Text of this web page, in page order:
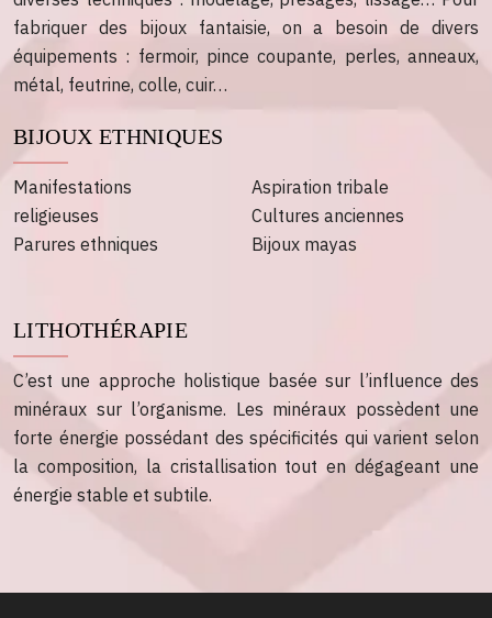
fabriquer des bijoux fantaisie, on a besoin de divers
équipements : fermoir, pince coupante, perles, anneaux,
métal, feutrine, colle, cuir…
BIJOUX ETHNIQUES
Manifestations
religieuses
Parures ethniques
Aspiration tribale
Cultures anciennes
Bijoux mayas
LITHOTHÉRAPIE
C’est une approche holistique basée sur l’influence des
minéraux sur l’organisme. Les minéraux possèdent une
forte énergie possédant des spécificités qui varient selon
la composition, la cristallisation tout en dégageant une
énergie stable et subtile.